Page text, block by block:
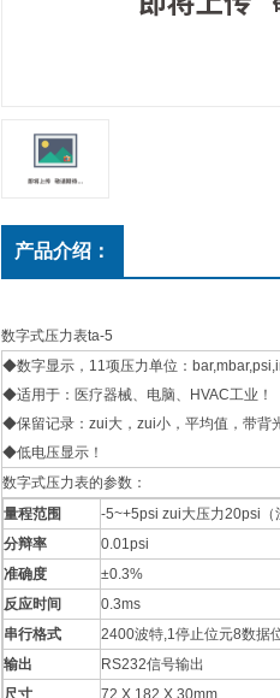
产品介绍：
数字式压力表ta-5
◆数字显示，11项压力单位：
◆适用于：医疗器械、电脑、HVAC工业！
◆保留记录：zui大，zui小，平均值，带背
◆低电压显示！
数字式压力表的参数：
量程范围
-5~+5psi zui大压力20psi（
分辩率
0.01psi
准确度
±0.3%
反应时间
0.3ms
串行格式
2400波特,1停止位元8数据
输出
RS232信号输出
尺寸
72 X 182 X 30mm